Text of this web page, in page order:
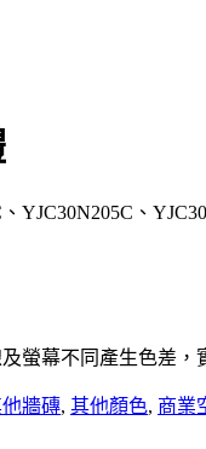
YJC30N205C、
螢幕不同產生色差，
牆磚, 其他顏色, 商業